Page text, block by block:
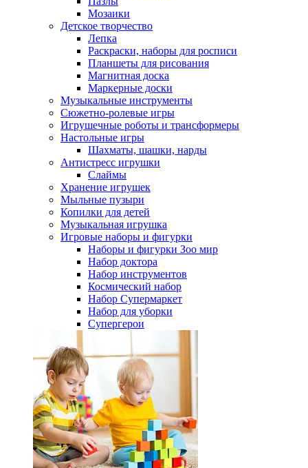
Мозаики
Детское творчество
Лепка
Раскраски, наборы для росписи
Планшеты для рисования
Магнитная доска
Маркерные доски
Музыкальные инструменты
Сюжетно-ролевые игры
Игрушечные роботы и трансформеры
Настольные игры
Шахматы, шашки, нарды
Антистресс игрушки
Слаймы
Хранение игрушек
Мыльные пузыри
Копилки для детей
Музыкальная игрушка
Игровые наборы и фигурки
Наборы и фигурки Зоо мир
Набор доктора
Набор инструментов
Космический набор
Hабор Супермаркет
Набор для уборки
Супергерои